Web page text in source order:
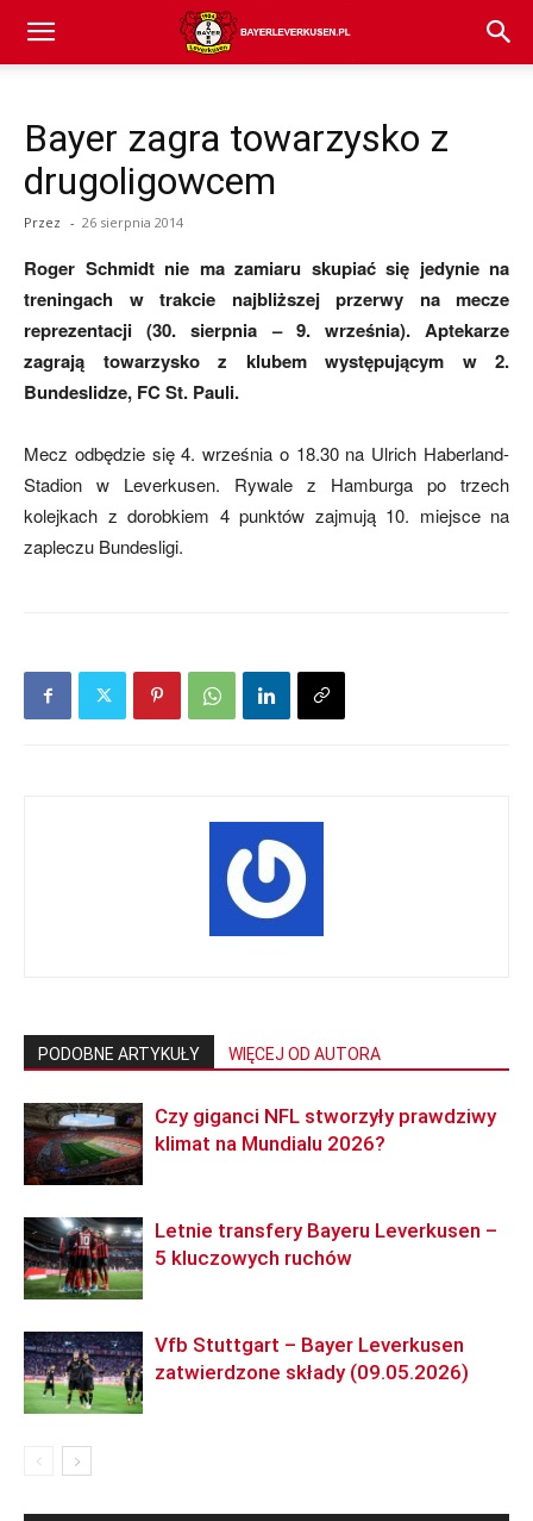
Bayer
(transfery,
skład)
Bayer zagra towarzysko z
drugoligowcem
Przez - 26 sierpnia 2014
Roger Schmidt nie ma zamiaru skupiać się jedynie na
treningach w trakcie najbliższej przerwy na mecze
reprezentacji (30. sierpnia – 9. września). Aptekarze
zagrają towarzysko z klubem występującym w 2.
Bundeslidze, FC St. Pauli.
Mecz odbędzie się 4. września o 18.30 na Ulrich Haberland-
Stadion w Leverkusen. Rywale z Hamburga po trzech
kolejkach z dorobkiem 4 punktów zajmują 10. miejsce na
zapleczu Bundesligi.
PODOBNE ARTYKUŁY WIĘCEJ OD AUTORA
Czy giganci NFL stworzyły prawdziwy
klimat na Mundialu 2026?
Letnie transfery Bayeru Leverkusen –
5 kluczowych ruchów
Vfb Stuttgart – Bayer Leverkusen
zatwierdzone składy (09.05.2026)